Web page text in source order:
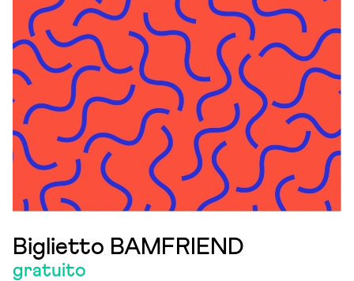
Biglietto BAMFRIEND
gratuito